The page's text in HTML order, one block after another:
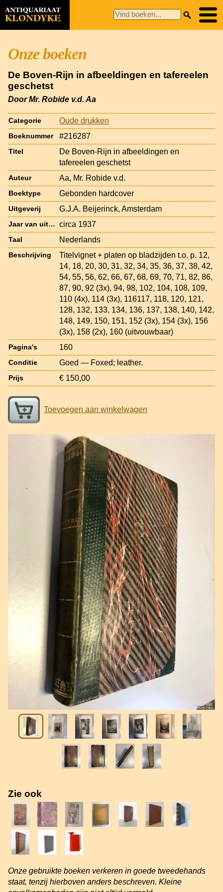
Onze boeken
De Boven-Rijn in afbeeldingen en tafereelen
geschetst
Door Mr. Robide v.d. Aa
Categorie Oude drukken
Boeknummer #216287
Titel
De Boven-Rijn in afbeeldingen en
tafereelen geschetst
Auteur Aa, Mr. Robide v.d.
Boektype Gebonden hardcover
Uitgeverij G.J.A. Beijerinck, Amsterdam
Jaar van uitgave circa 1937
Taal Nederlands
Beschrijving
Titelvignet + platen op bladzijden t.o. p. 12,
14, 18, 20, 30, 31, 32, 34, 35, 36, 37, 38, 42,
54, 55, 56, 62, 66, 67, 68, 69, 70, 71, 82, 86,
87, 90, 92 (3x), 94, 98, 102, 104, 108, 109,
110 (4x), 114 (3x), 116117, 118, 120, 121,
128, 132, 133, 134, 136, 137, 138, 140, 142,
148, 149, 150, 151, 152 (3x), 154 (3x), 156
(3x), 158 (2x), 160 (uitvouwbaar)
Pagina's 160
Conditie Goed — Foxed; leather.
Prijs € 150,00
Toevoegen aan winkelwagen
Zie ook
Onze gebruikte boeken verkeren in goede tweedehands
staat, tenzij hierboven anders beschreven. Kleine